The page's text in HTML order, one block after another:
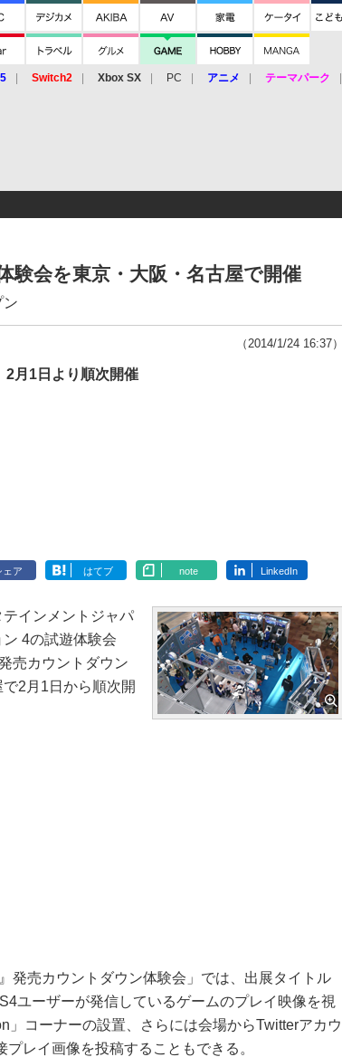
Switch2 Xbox SX PC アニメ テーマパーク
験会を東京・大阪・名古屋で開催
ン
（2014/1/24 16:37）
2月1日より順次開催
ェア はてブ note LinkedIn
インメントジャパ
4の試遊体験会
売カウントダウン
2月1日から順次開
発売カウントダウン体験会」では、出展タイトル
ユーザーが発信しているゲームのプレイ映像を視
」コーナーの設置、さらには会場からTwitterアカウ
レイ画像を投稿することもできる。